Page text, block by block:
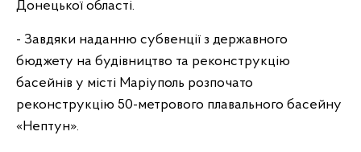
Донецької області.
- Завдяки наданню субвенції з державного
бюджету на будівництво та реконструкцію
басейнів у місті Маріуполь розпочато
реконструкцію 50-метрового плавального басейну
«Нептун».